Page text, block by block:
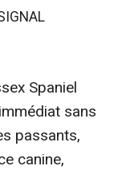
Spaniel
immédiat sans
passants,
canine,